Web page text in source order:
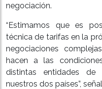
negociación.
“Estimamos que es
técnica de tarifas en la
negociaciones
hacen a las
distintas entidades de
nuestros dos países”,